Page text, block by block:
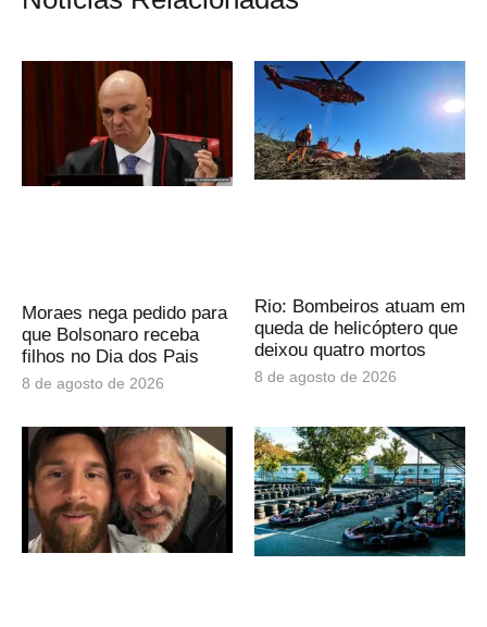
Moraes nega pedido para
que Bolsonaro receba
filhos no Dia dos Pais
8 de agosto de 2026
Rio: Bombeiros atuam em
queda de helicóptero que
deixou quatro mortos
8 de agosto de 2026